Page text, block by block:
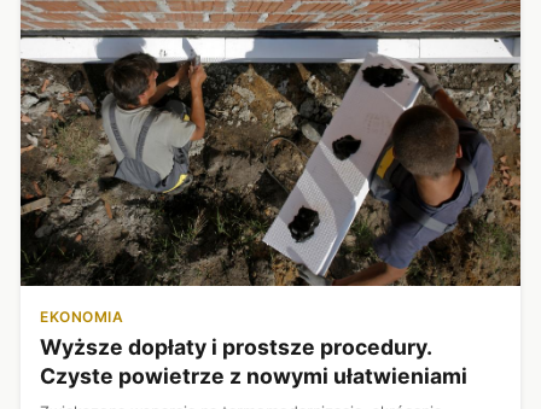
EKONOMIA
Wyższe dopłaty i prostsze procedury.
Czyste powietrze z nowymi ułatwieniami